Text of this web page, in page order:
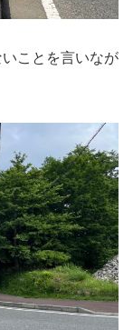
ことを言いなが